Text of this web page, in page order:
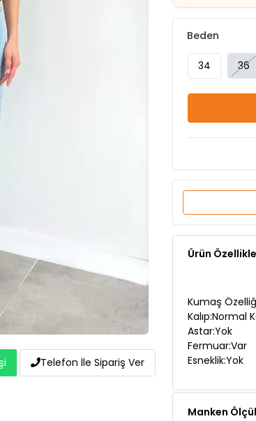
Telefon İle Sipariş Ver
Beden
34 36
Ürün
Kumaş
Kalıp:Normal
Astar:Yok
Fermuar:Var
Esneklik:Yok
Manken